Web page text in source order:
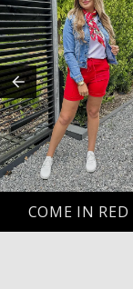
COME IN RED